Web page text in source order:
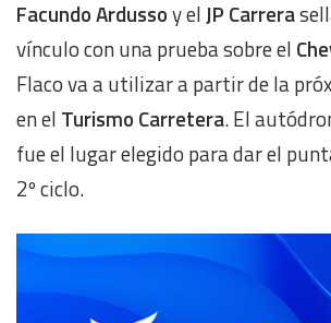
Facundo Ardussoy el JP Carrera
vínculo con una prueba sobre el
Flaco va a utilizar a partir de la
en el Turismo Carretera. El
fue el lugar elegido para dar el
2º ciclo.